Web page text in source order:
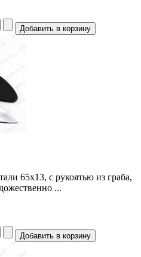
65х13, с рукоятью из граба,
...